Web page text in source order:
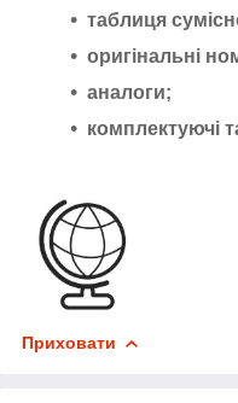
таблиця
оригінальні
аналоги;
комплектуючі
Приховати